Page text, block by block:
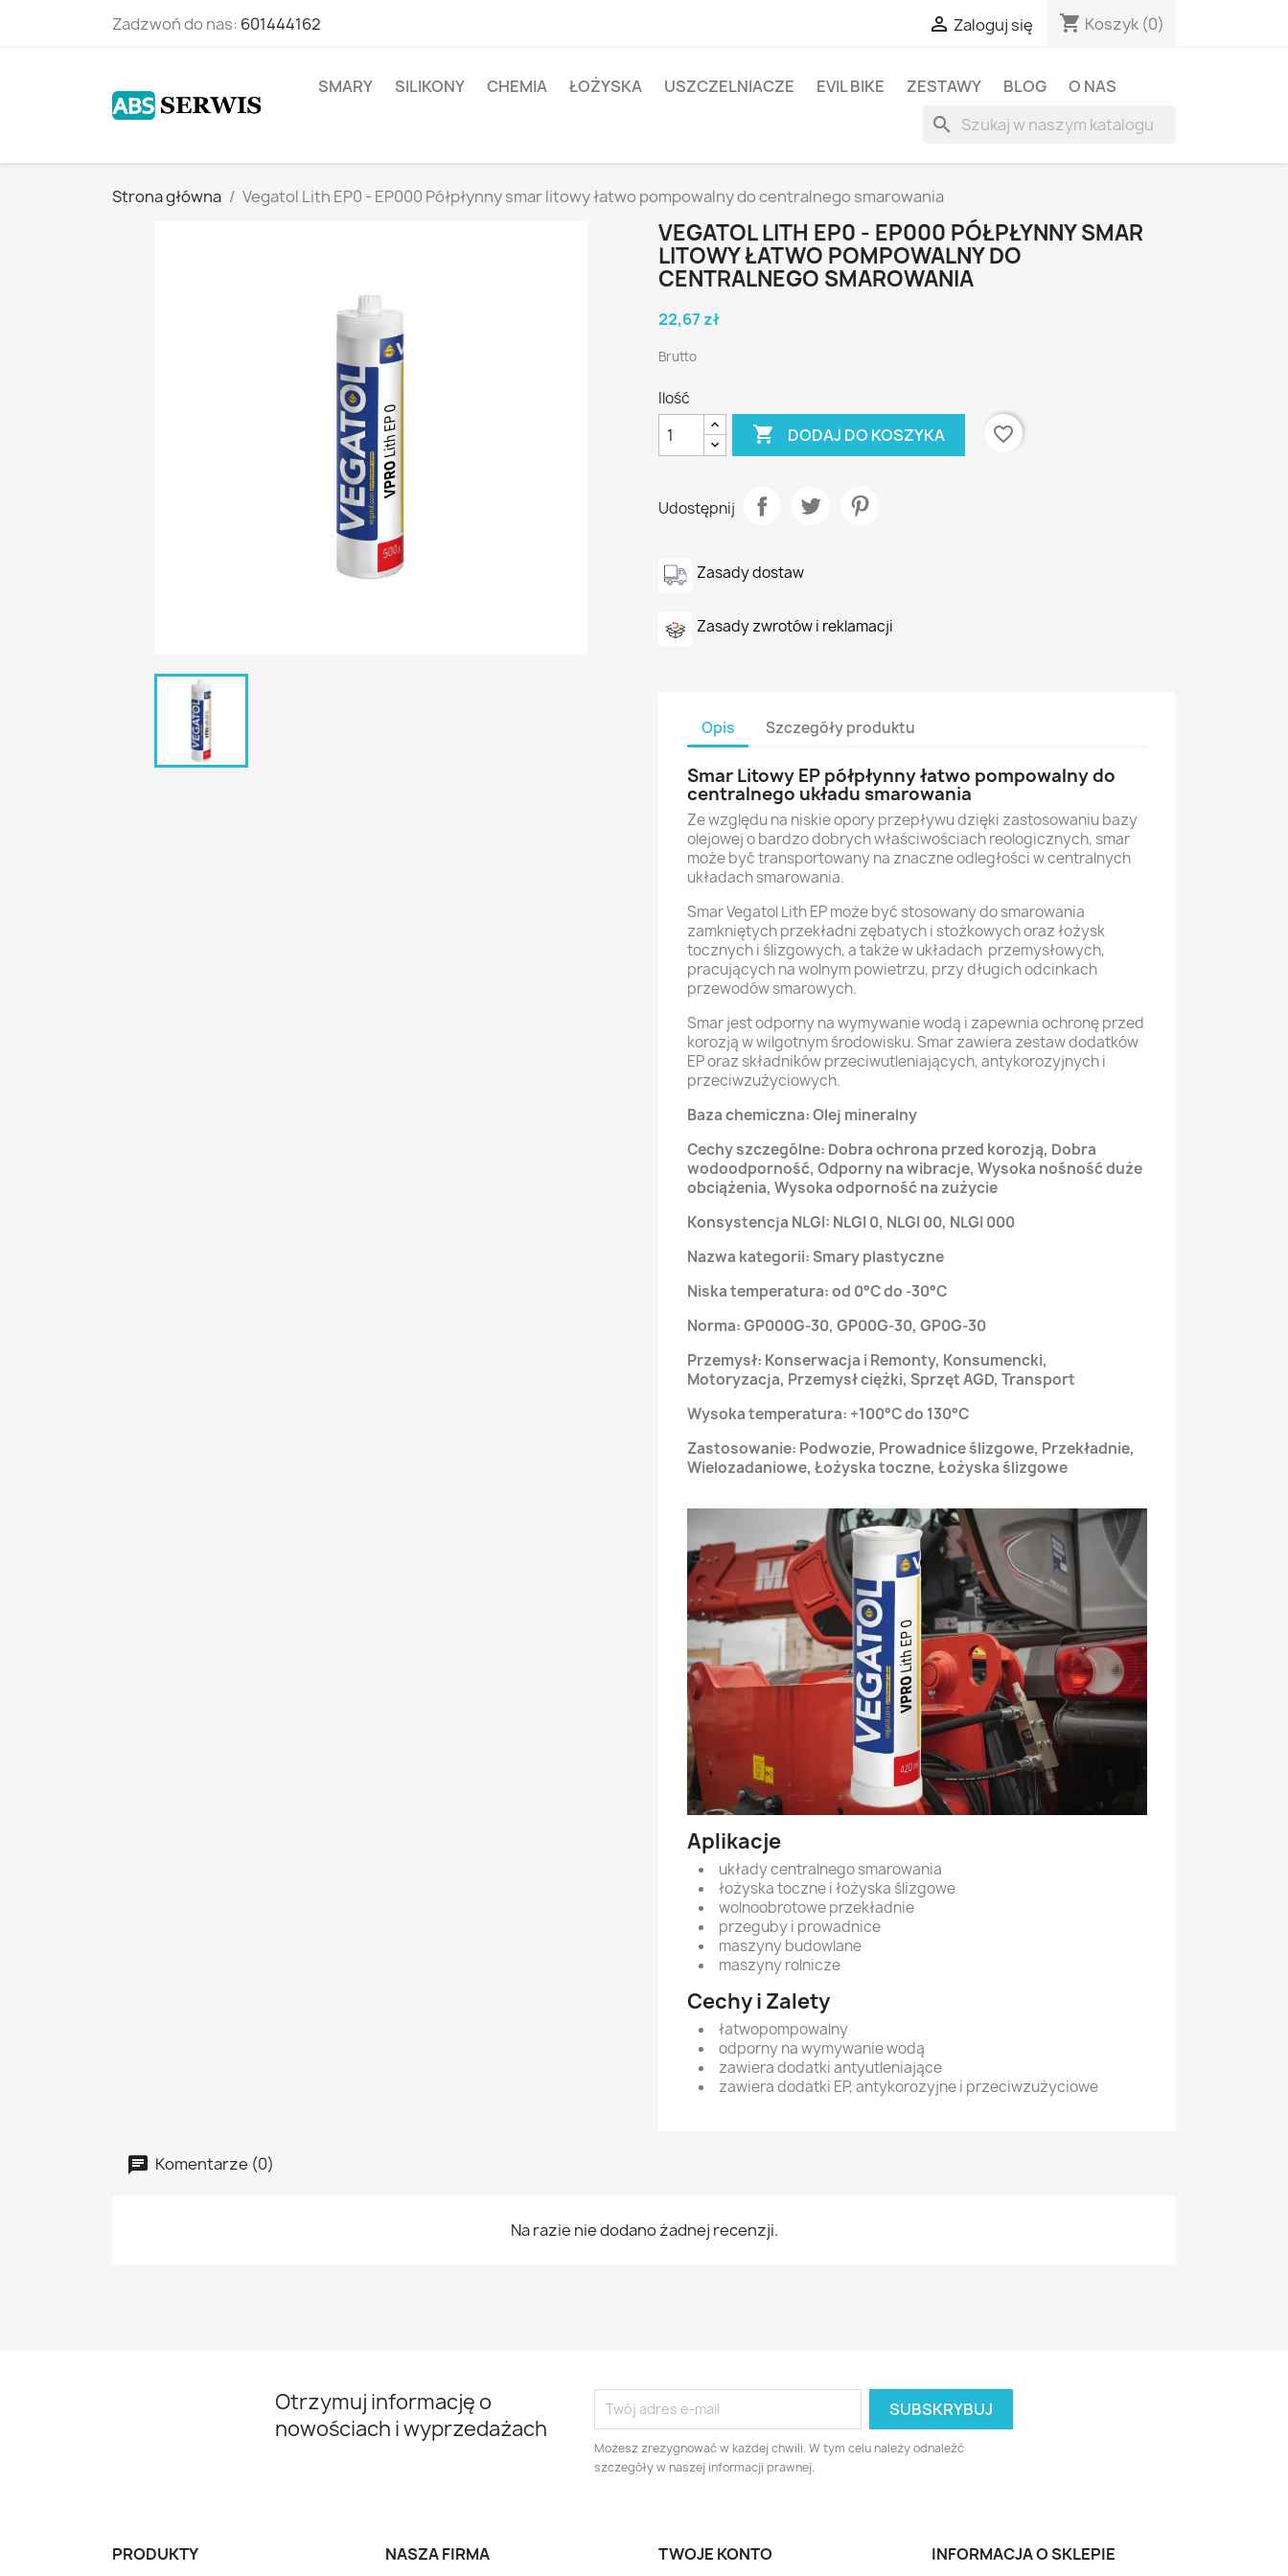
Zadzwoń do nas: 601444162  Zaloguj się shopping_cart Koszyk (0)
SMARY SILIKONY CHEMIA ŁOŻYSKA USZCZELNIACZE EVIL BIKE ZESTAWY BLOG O NAS
search
Strona główna Vegatol Lith EP0 - EP000 Półpłynny smar litowy łatwo pompowalny do centralnego smarowania
VEGATOL LITH EP0 - EP000 PÓŁPŁYNNY SMAR
LITOWY ŁATWO POMPOWALNY DO
CENTRALNEGO SMAROWANIA
22,67 zł
Brutto
Ilość
 DODAJ DO KOSZYKA favorite_border
Udostępnij
Zasady dostaw
Zasady zwrotów i reklamacji
Opis Szczegóły produktu
Smar Litowy EP półpłynny łatwo pompowalny do
centralnego układu smarowania
Ze względu na niskie opory przepływu dzięki zastosowaniu bazy
olejowej o bardzo dobrych właściwościach reologicznych, smar
może być transportowany na znaczne odległości w centralnych
układach smarowania.
Smar Vegatol Lith EP może być stosowany do smarowania
zamkniętych przekładni zębatych i stożkowych oraz łożysk
tocznych i ślizgowych, a także w układach przemysłowych,
pracujących na wolnym powietrzu, przy długich odcinkach
przewodów smarowych.
Smar jest odporny na wymywanie wodą i zapewnia ochronę przed
korozją w wilgotnym środowisku. Smar zawiera zestaw dodatków
EP oraz składników przeciwutleniających, antykorozyjnych i
przeciwzużyciowych.
Baza chemiczna: Olej mineralny
Cechy szczególne: Dobra ochrona przed korozją, Dobra
wodoodporność, Odporny na wibracje, Wysoka nośność duże
obciążenia, Wysoka odporność na zużycie
Konsystencja NLGI: NLGI 0, NLGI 00, NLGI 000
Nazwa kategorii: Smary plastyczne
Niska temperatura: od 0°C do -30°C
Norma: GP000G-30, GP00G-30, GP0G-30
Przemysł: Konserwacja i Remonty, Konsumencki,
Motoryzacja, Przemysł ciężki, Sprzęt AGD, Transport
Wysoka temperatura: +100°C do 130°C
Zastosowanie: Podwozie, Prowadnice ślizgowe, Przekładnie,
Wielozadaniowe, Łożyska toczne, Łożyska ślizgowe
Aplikacje
układy centralnego smarowania
łożyska toczne i łożyska ślizgowe
wolnoobrotowe przekładnie
przeguby i prowadnice
maszyny budowlane
maszyny rolnicze
Cechy i Zalety
łatwopompowalny
odporny na wymywanie wodą
zawiera dodatki antyutleniające
zawiera dodatki EP, antykorozyjne i przeciwzużyciowe
Komentarze (0)
Na razie nie dodano żadnej recenzji.
Otrzymuj informację o
nowościach i wyprzedażach
Możesz zrezygnować w każdej chwili. W tym celu należy odnaleźć
szczegóły w naszej informacji prawnej.
PRODUKTY NASZA FIRMA TWOJE KONTO INFORMACJA O SKLEPIE